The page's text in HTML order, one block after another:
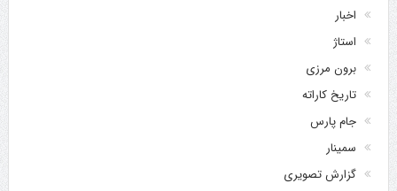
اخبار
استاژ
برون مرزی
تاریخ کاراته
جام پارس
سمینار
گزارش تصویری